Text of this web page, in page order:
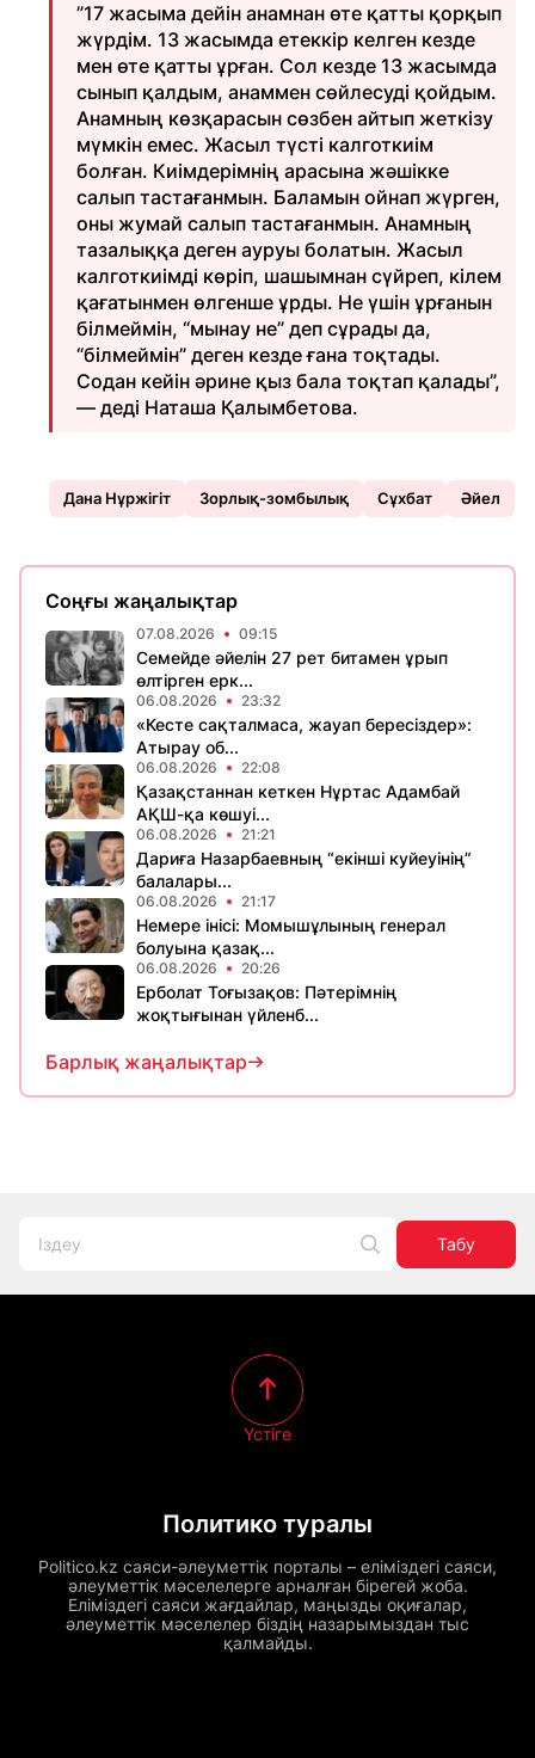
”17 жасыма дейін анамнан өте қатты қорқып
жүрдім. 13 жасымда етеккір келген кезде
мен өте қатты ұрған. Сол кезде 13 жасымда
сынып қалдым, анаммен сөйлесуді қойдым.
Анамның көзқарасын сөзбен айтып жеткізу
мүмкін емес. Жасыл түсті калготкиім
болған. Киімдерімнің арасына жәшікке
салып тастағанмын. Баламын ойнап жүрген,
оны жумай салып тастағанмын. Анамның
тазалыққа деген ауруы болатын. Жасыл
калготкиімді көріп, шашымнан сүйреп, кілем
қағатынмен өлгенше ұрды. Не үшін ұрғанын
білмеймін, “мынау не” деп сұрады да,
“білмеймін” деген кезде ғана тоқтады.
Содан кейін әрине қыз бала тоқтап қалады”,
— деді Наташа Қалымбетова.
Дана Нұржігіт Зорлық-зомбылық Сұхбат Әйел
Соңғы жаңалықтар
07.08.2026 09:15
Семейде әйелін 27 рет битамен ұрып
өлтірген ерк...
06.08.2026 23:32
«Кесте сақталмаса, жауап бересіздер»:
Атырау об...
06.08.2026 22:08
Қазақстаннан кеткен Нұртас Адамбай
АҚШ-қа көшуі...
06.08.2026 21:21
Дариға Назарбаевның “екінші куйеуінің”
балалары...
06.08.2026 21:17
Немере інісі: Момышұлының генерал
болуына қазақ...
06.08.2026 20:26
Ерболат Тоғызақов: Пәтерімнің
жоқтығынан үйленб...
Барлық жаңалықтар
Табу
Политико туралы
Politico.kz саяси-әлеуметтік порталы – еліміздегі саяси,
әлеуметтік мәселелерге арналған бірегей жоба.
Еліміздегі саяси жағдайлар, маңызды оқиғалар,
әлеуметтік мәселелер біздің назарымыздан тыс
қалмайды.
Үстіге